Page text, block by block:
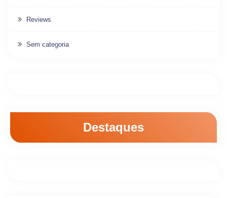
Reviews
Sem categoria
Destaques